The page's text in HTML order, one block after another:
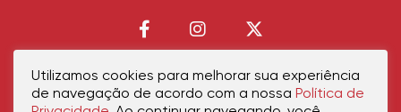
Início Política de PrivacidadePolítica de CookiesContatoSobre Nós
Utilizamos cookies para melhorar sua experiência
de navegação de acordo com a nossa Política de